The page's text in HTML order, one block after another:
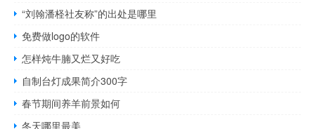
“刘翰潘柽社友称”的出处是哪里
免费做logo的软件
怎样炖牛腩又烂又好吃
自制台灯成果简介300字
春节期间养羊前景如何
冬天哪里最美